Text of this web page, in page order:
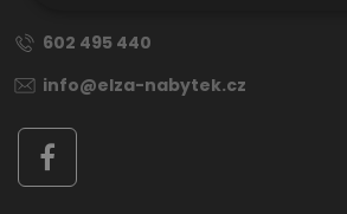
602 495 440
info@elza-nabytek.cz